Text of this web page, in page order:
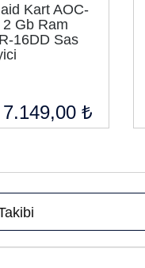
Kart AOC-
Gb Ram
16DD Sas
7.149,00 ₺